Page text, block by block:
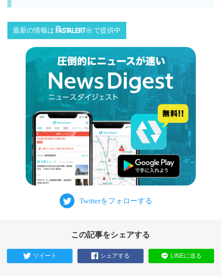
最新の情報は で提供中
この記事をシェアする
ツイート シェアする LINEに送る